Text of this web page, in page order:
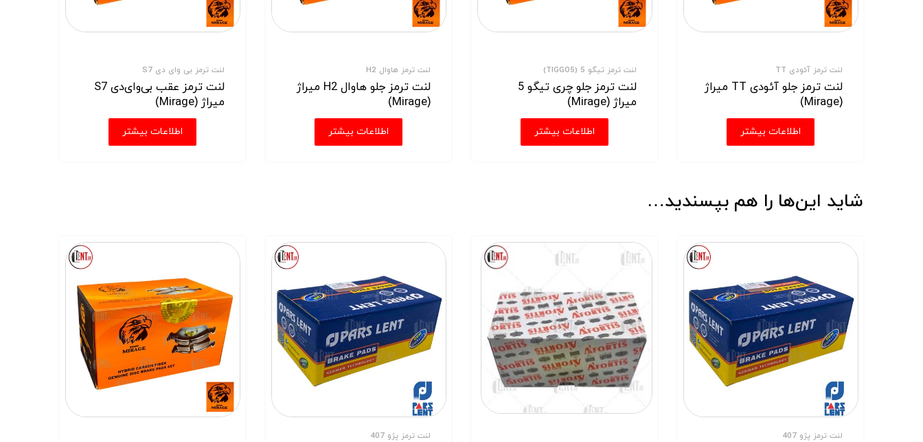
شاید این‌ها را هم بپسندید…
لنت ترمز پژو 407 لنت ترمز پژو 407
لنت ترمز آئودی TT
لنت ترمز جلو آئودی TT میراژ
(Mirage)
اطلاعات بیشتر
لنت ترمز تیگو 5 (TIGGO5)
لنت ترمز جلو چری تیگو 5
میراژ (Mirage)
اطلاعات بیشتر
لنت ترمز هاوال H2
لنت ترمز جلو هاوال H2 میراژ
(Mirage)
اطلاعات بیشتر
لنت ترمز بی وای دی S7
لنت ترمز عقب بی‌وای‌دی S7
میراژ (Mirage)
اطلاعات بیشتر